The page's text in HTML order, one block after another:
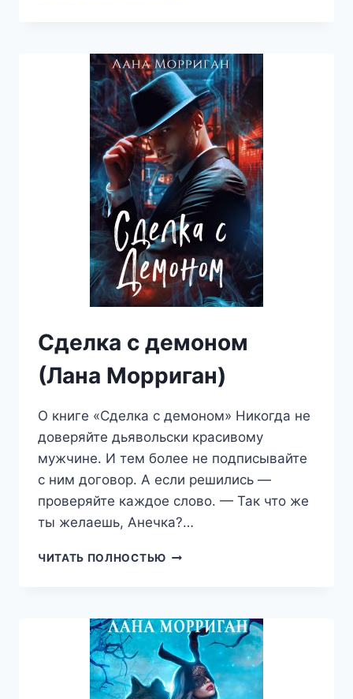
(ЛАНА
МОРРИГАН)
Сделка с демоном
(Лана Морриган)
О книге «Сделка с демоном» Никогда не
доверяйте дьявольски красивому
мужчине. И тем более не подписывайте
с ним договор. А если решились —
проверяйте каждое слово. — Так что же
ты желаешь, Анечка?…
ЧИТАТЬ ПОЛНОСТЬЮ СДЕЛКА
МОРРИГАН)